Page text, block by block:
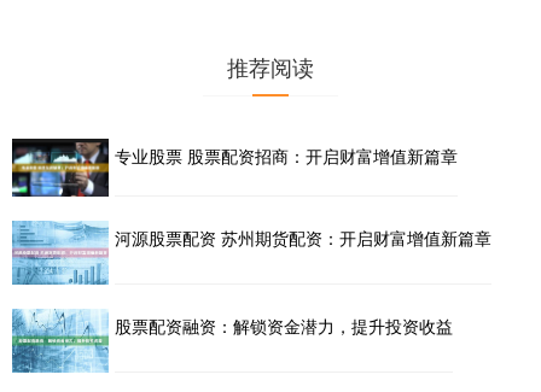
推荐阅读
专业股票 股票配资招商：开启财富增值新篇章
河源股票配资 苏州期货配资：开启财富增值新篇章
股票配资融资：解锁资金潜力，提升投资收益